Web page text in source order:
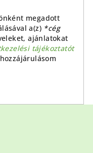
megadott
a(z) *cég
ajánlatokat
tájékoztatót